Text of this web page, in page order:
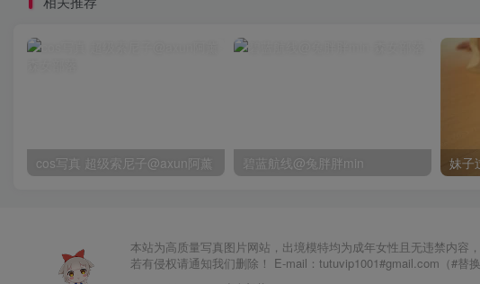
cos写真 超级索尼子@axun阿薰 碧蓝航线@兔胖胖min 妹子
本站为高质量写真图片网站，出境模特均为成年女性且无违禁内容
若有侵权请通知我们删除！ E-mail：tutuvip1001#gmail.com（#替换